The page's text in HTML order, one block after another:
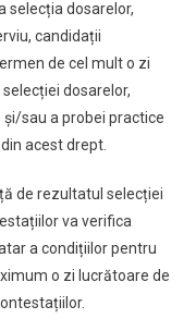
dosarelor,
candidații
de cel mult o zi
dosarelor,
sau a probei practice
acest drept.
de rezultatul selecției
va verifica
a condițiilor pentru
o zi lucrătoare de